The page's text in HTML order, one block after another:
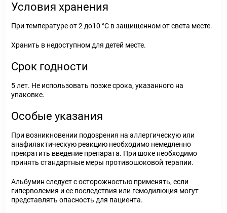
Условия хранения
При температуре от 2 до10 °С в защищенном от света месте.
Хранить в недоступном для детей месте.
Срок годности
5 лет. Не использовать позже срока, указанного на
упаковке.
Особые указания
При возникновении подозрения на аллергическую или
анафилактическую реакцию необходимо немедленно
прекратить введение препарата. При шоке необходимо
принять стандартные меры противошоковой терапии.
Альбумин следует с осторожностью применять, если
гиперволемия и ее последствия или гемодилюция могут
представлять опасность для пациента.